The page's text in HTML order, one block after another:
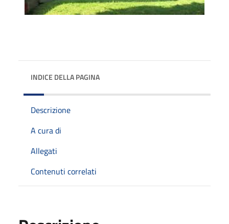
INDICE DELLA PAGINA
Descrizione
A cura di
Allegati
Contenuti correlati